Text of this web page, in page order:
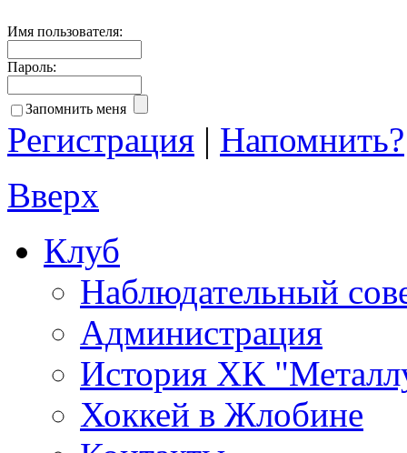
Имя пользователя:
Пароль:
Запомнить меня
Регистрация | Напомнить?
Вверх
Клуб
Наблюдательный
Администрация
История ХК
Хоккей в Жлобине